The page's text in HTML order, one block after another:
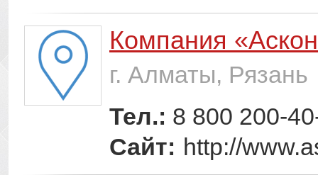
Компания
г. Алматы, Рязань
Тел.: 8 800 200-
Сайт: http://